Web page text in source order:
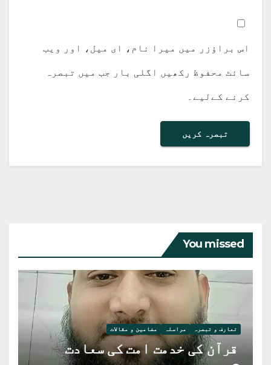
اس براؤزر میں میرا نام، ای میل، اور ویب
سائٹ محفوظ رکھیں اگلی بار جب میں تبصرہ
کرنے کےلیے۔
You missed
تعارف و تبصرہ مراسلہ مضامین و مقالات
قرآن کی خدمت امت کی سعادت